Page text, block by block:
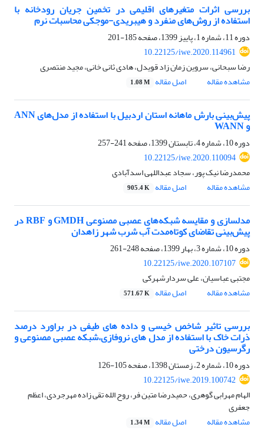
بررسی اثرات متغیرهای اقلیمی در تخمین جریان رودخانه با
استفاده از روش‌های منفرد و هیبریدی-موجکی محاسبات نرم
دوره 11، شماره 1، پاییز 1399، صفحه
185-201
10.22125/iwe.2020.114961
رضا سبحانی، سروین زمان زاد قویدل، هادی ثانی خانی، مجید منتصری
مشاهده مقاله
اصل مقاله 1.08 M
پیش‌بینی بارش ماهانه استان اردبیل با استفاده از مدل‌های ANN
و WANN
دوره 10، شماره 4، تابستان 1399، صفحه
241-257
10.22125/iwe.2020.110094
محمدرضا نیک پور، سجاد عبداللهی اسدآبادی
مشاهده مقاله
اصل مقاله 905.4 K
مدلسازی و مقایسه شبکه‌های عصبی مصنوعی GMDH و RBF در
پیش‌بینی تقاضای کوتاه‌مدت آب شرب شهر زاهدان
دوره 10، شماره 3، بهار 1399، صفحه
248-261
10.22125/iwe.2020.107107
مجتبی عباسیان، علی سردارشهرکی
مشاهده مقاله
اصل مقاله 571.67 K
بررسی تاثیر شاخص خیسی و داده های طیفی در براورد درصد
ذرات خاک با استفاده از مدل های نروفازی،شبکه عصبی مصنوعی و
رگرسیون درختی
دوره 10، شماره 2، زمستان 1398، صفحه
105-126
10.22125/iwe.2019.100742
الهام مهرابی گوهری، حمیدرضا متین فر، روح الله تقی زاده مهرجردی، اعظم
جعفری
مشاهده مقاله
اصل مقاله 1.34 M